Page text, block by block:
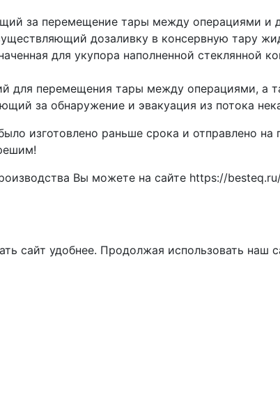
за перемещение тары между операциями и
дозаливку в консервную тару
для укупора наполненной
для перемещения тары между операциями, а
за обнаружение и эвакуация из потока
изготовлено раньше срока и отправлено
Вы можете на сайте https://
сайт удобнее. Продолжая использовать наш